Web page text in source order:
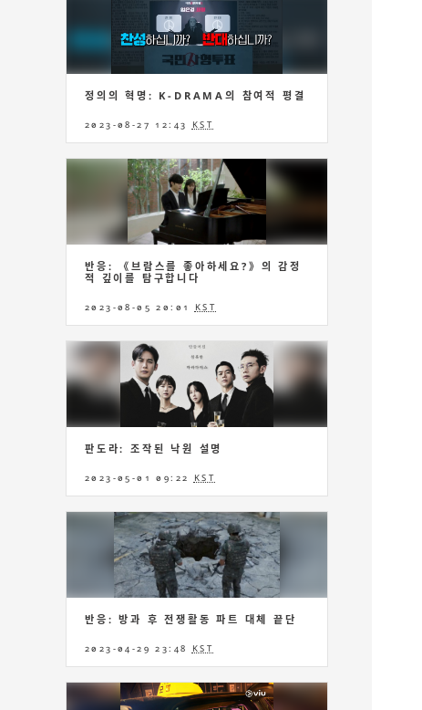
정의의 혁명: K-DRAMA의 참여적 평결
2023-08-27 12:43 KST
반응: 《브람스를 좋아하세요?》의 감정
적 깊이를 탐구합니다
2023-08-05 20:01 KST
판도라: 조작된 낙원 설명
2023-05-01 09:22 KST
반응: 방과 후 전쟁활동 파트 대체 끝단
2023-04-29 23:48 KST